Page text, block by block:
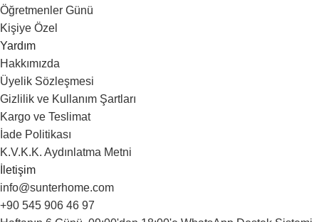
Öğretmenler Günü
Kişiye Özel
Yardım
Hakkımızda
Üyelik Sözleşmesi
Gizlilik ve Kullanım Şartları
Kargo ve Teslimat
İade Politikası
K.V.K.K. Aydınlatma Metni
İletişim
info@sunterhome.com
+90 545 906 46 97